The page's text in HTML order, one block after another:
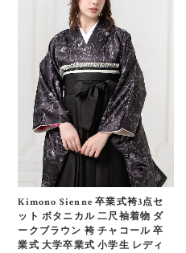
Kimono Sienne 卒業式袴3点セ
ット ボタニカル 二尺袖着物 ダ
ークブラウン 袴 チャコール 卒
業式 大学卒業式 小学生 レディ